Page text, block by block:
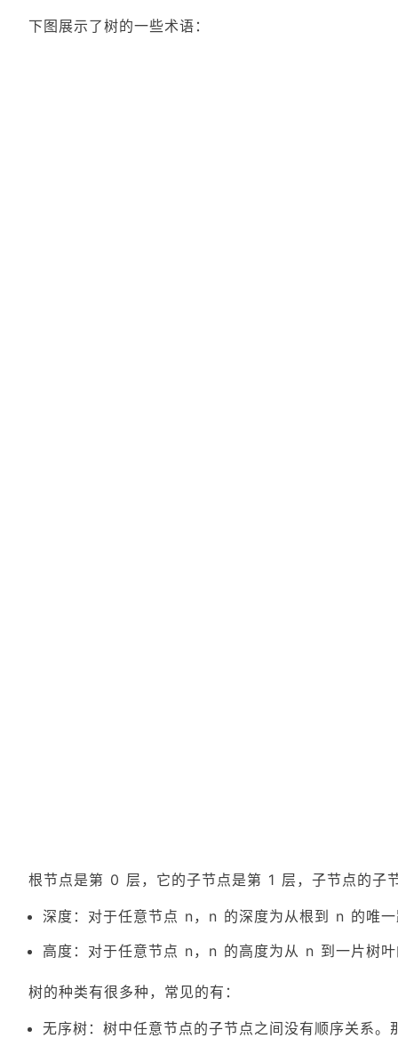
下图展示了树的一些术语：
根节点是第 0 层，它的子节点是第 1 层，子节点的子
深度：对于任意节点 n，n 的深度为从根到 n 的唯
高度：对于任意节点 n，n 的高度为从 n 到一片树
树的种类有很多种，常见的有：
无序树：树中任意节点的子节点之间没有顺序关系